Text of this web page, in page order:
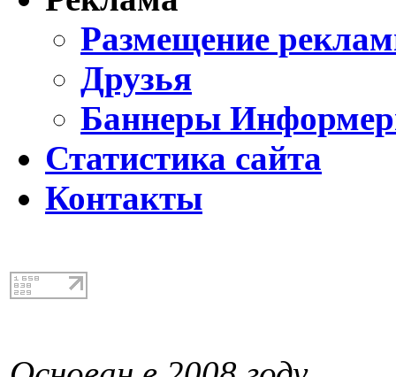
Размещение
Друзья
Баннеры
Статистика сайта
Контакты